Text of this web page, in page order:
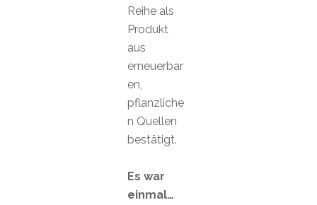
Reihe als
Produkt
aus
erneuerbar
en,
pflanzliche
n Quellen
bestätigt.
Es war
einmal…